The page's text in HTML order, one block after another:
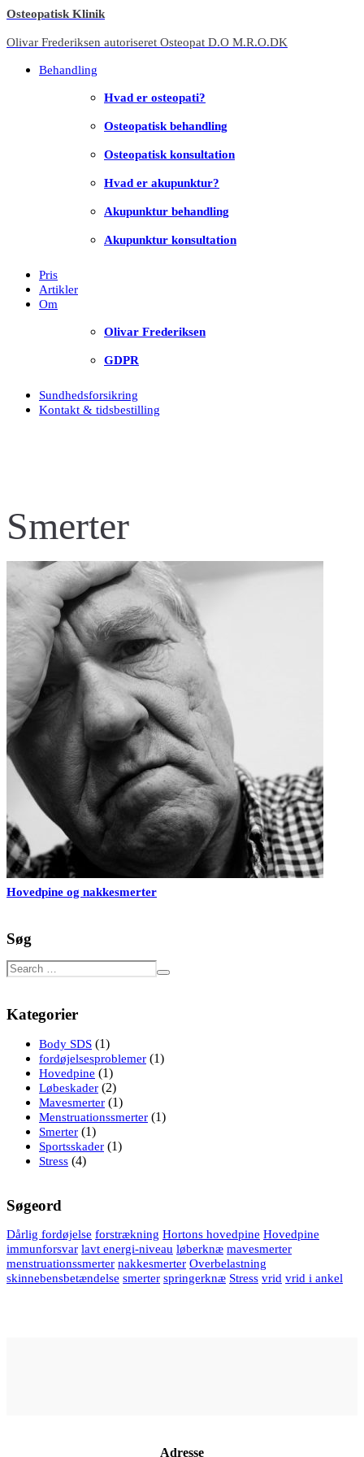
Osteopatisk Klinik
Olivar Frederiksen autoriseret Osteopat D.O M.R.O.DK
Behandling
Hvad er osteopati?
Osteopatisk behandling
Osteopatisk konsultation
Hvad er akupunktur?
Akupunktur behandling
Akupunktur konsultation
Pris
Artikler
Om
Olivar Frederiksen
GDPR
Sundhedsforsikring
Kontakt & tidsbestilling
Smerter
Hovedpine og nakkesmerter
Søg
Kategorier
Body SDS (1)
fordøjelsesproblemer (1)
Hovedpine (1)
Løbeskader (2)
Mavesmerter (1)
Menstruationssmerter (1)
Smerter (1)
Sportsskader (1)
Stress (4)
Søgeord
Dårlig fordøjelse forstrækning Hortons hovedpine Hovedpine
immunforsvar lavt energi-niveau løberknæ mavesmerter
menstruationssmerter nakkesmerter Overbelastning
skinnebensbetændelse smerter springerknæ Stress vrid vrid i ankel
Adresse